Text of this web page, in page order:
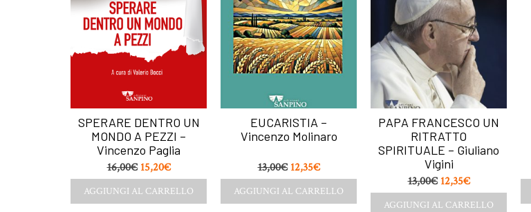
SPERARE DENTRO UN
MONDO A PEZZI –
Vincenzo Paglia
16,00€ 15,20€
AGGIUNGI AL CARRELLO
EUCARISTIA –
Vincenzo Molinaro
13,00€ 12,35€
AGGIUNGI AL CARRELLO
PAPA FRANCESCO UN
RITRATTO
SPIRITUALE – Giuliano
Vigini
13,00€ 12,35€
AGGIUNGI AL CARRELLO